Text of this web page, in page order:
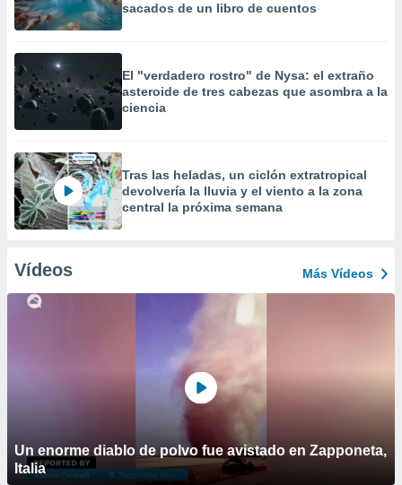
sacados de un libro de cuentos
El "verdadero rostro" de Nysa: el extraño
asteroide de tres cabezas que asombra a la
ciencia
Tras las heladas, un ciclón extratropical
devolvería la lluvia y el viento a la zona
central la próxima semana
Vídeos Más Vídeos
Un enorme diablo de polvo fue avistado en Zapponeta,
Italia